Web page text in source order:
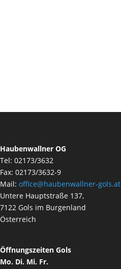
Haubenwallner OG
Tel: 02173/3632
Fax: 02173/3632-9
Mail: office@haubenwallner-gols.at
Untere Hauptstraße 137,
7122 Gols im Burgenland
Österreich
Öffnungszeiten Gols
Mo. Di. Mi. Fr.